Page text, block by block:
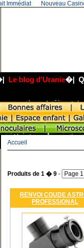
Immédiat Nouveau
Le blog d'Uranie�|
Accueil
Produits de 1 � 9 -
RENVOI COUDE
PROFESSIONAL